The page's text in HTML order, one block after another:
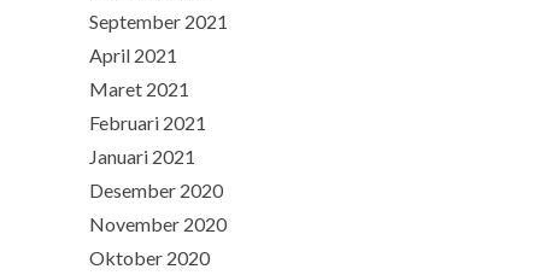
September 2021
April 2021
Maret 2021
Februari 2021
Januari 2021
Desember 2020
November 2020
Oktober 2020